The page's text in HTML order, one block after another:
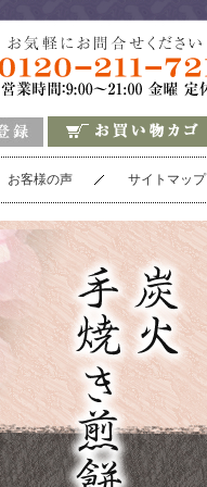
お客様の声 サイトマップ